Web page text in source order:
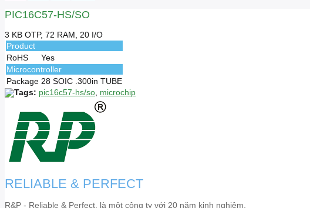
PIC16C57-HS/SO
3 KB OTP, 72 RAM, 20 I/O
Product
RoHS
Yes
Microcontroller
Package 28 SOIC .300in TUBE
Tags: pic16c57-hs/so microchip
RELIABLE & PERFECT
R&P - Reliable & Perfect, là một công ty với 20 năm kinh nghiệm,